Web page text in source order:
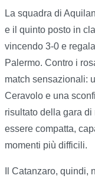
La squadra di
e il quinto posto in
vincendo 3-0 e
Palermo. Contro i
match sensazionali:
Ceravolo e una
risultato della gara
essere compatta,
momenti più difficili.
Il Catanzaro, quindi,